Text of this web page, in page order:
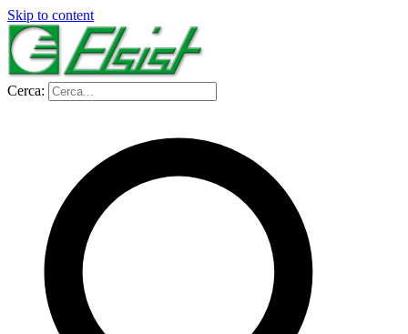
Skip to content
Cerca: